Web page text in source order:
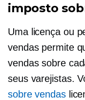
imposto
Uma licença ou
vendas permite
vendas sobre
seus varejistas.
sobre vendas